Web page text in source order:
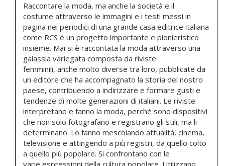
Raccontare la moda, ma anche la società e il
costume attraverso le immagini e i testi messi in
pagina nei periodici di una grande casa editrice italiana
come RCS è un progetto importante e pionieristico
insieme. Mai si è raccontata la moda attraverso una
galassia variegata composta da riviste
femminili, anche molto diverse tra loro, pubblicate da
un editore che ha accompagnato la storia del nostro
paese, contribuendo a indirizzare e formare gusti e
tendenze di molte generazioni di italiani. Le riviste
interpretano e fanno la moda, perché sono dispositivi
che non solo fotografano e registrano gli stili, ma li
determinano. Lo fanno mescolando attualità, cinema,
televisione e attingendo a più registri, da quello colto
a quello più popolare. Si confrontano con le